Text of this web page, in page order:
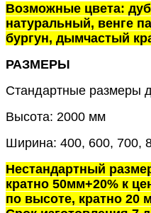
Возможные цвета:
натуральный, венге
бургун, дымчастый
РАЗМЕРЫ
Стандартные размеры
Высота: 2000 мм
Ширина: 400, 600, 700,
Нестандартный
кратно 50мм+20% к
по высоте, кратно 20